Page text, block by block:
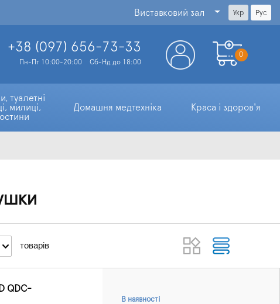
Виставковий зал Укр Рус
+38 (097) 656-73-33
Пн-Пт 10:00-20:00 Сб-Нд до 18:00
0
туалетні
милиці,
Домашня медтехніка Краса і здоров'я
товарів
QDC-
В наявності